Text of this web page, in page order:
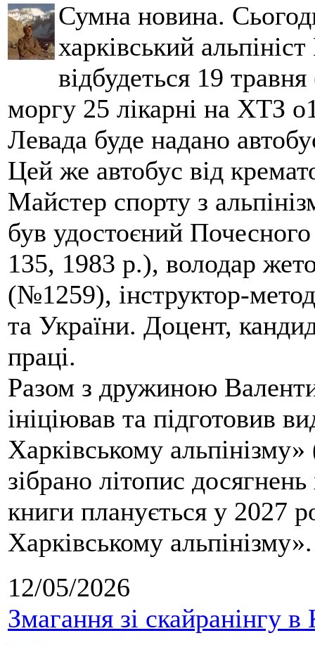
Сумна новина.
харківський
відбудеться 19
моргу 25 лікарні на ХТЗ
Левада буде надано
Цей же автобус від
Майстер спорту з
був удостоєний
135, 1983 р.), володар
(№1259), інструктор-
та України. Доцент,
праці.
Разом з дружиною
ініціював та підготовив
Харківському
зібрано літопис
книги планується у 2027
Харківському альпінізму».
12/05/2026
Змагання зі скайранінгу в